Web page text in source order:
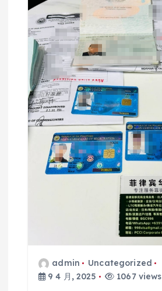
admin
Uncategorized
9 4 月, 2025
1067 views